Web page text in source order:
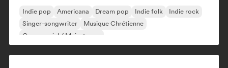
Indie pop Americana Dream pop Indie folk
Indie rock
Singer-songwriter
Musique Chrétienne
Commercial / Mainstream